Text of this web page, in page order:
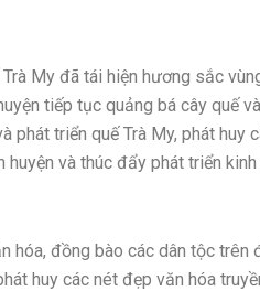
My đã tái hiện hương sắc
tiếp tục quảng bá cây quế
phát triển quế Trà My, phát
huyện và thúc đẩy phát triển
hóa, đồng bào các dân tộc
huy các nét đẹp văn hóa